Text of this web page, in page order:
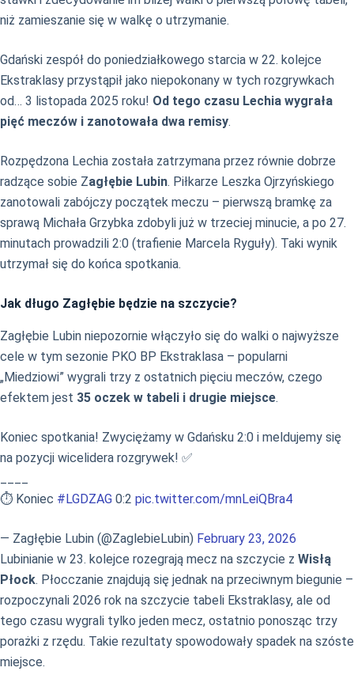
niż zamieszanie się w walkę o utrzymanie.
Gdański zespół do poniedziałkowego starcia w 22. kolejce
Ekstraklasy przystąpił jako niepokonany w tych rozgrywkach
od… 3 listopada 2025 roku! Od tego czasu Lechia wygrała
pięć meczów i zanotowała dwa remisy.
Rozpędzona Lechia została zatrzymana przez równie dobrze
radzące sobie Zagłębie Lubin. Piłkarze Leszka Ojrzyńskiego
zanotowali zabójczy początek meczu – pierwszą bramkę za
sprawą Michała Grzybka zdobyli już w trzeciej minucie, a po 27.
minutach prowadzili 2:0 (trafienie Marcela Ryguły). Taki wynik
utrzymał się do końca spotkania.
Jak długo Zagłębie będzie na szczycie?
Zagłębie Lubin niepozornie włączyło się do walki o najwyższe
cele w tym sezonie PKO BP Ekstraklasa – popularni
„Miedziowi” wygrali trzy z ostatnich pięciu meczów, czego
efektem jest 35 oczek w tabeli i drugie miejsce.
Koniec spotkania! Zwyciężamy w Gdańsku 2:0 i meldujemy się
na pozycji wicelidera rozgrywek! ✅
⏱️ Koniec #LGDZAG 0:2 pic.twitter.com/mnLeiQBra4
— Zagłębie Lubin (@ZaglebieLubin) February 23, 2026
Lubinianie w 23. kolejce rozegrają mecz na szczycie z Wisłą
Płock. Płocczanie znajdują się jednak na przeciwnym biegunie –
rozpoczynali 2026 rok na szczycie tabeli Ekstraklasy, ale od
tego czasu wygrali tylko jeden mecz, ostatnio ponosząc trzy
porażki z rzędu. Takie rezultaty spowodowały spadek na szóste
miejsce.